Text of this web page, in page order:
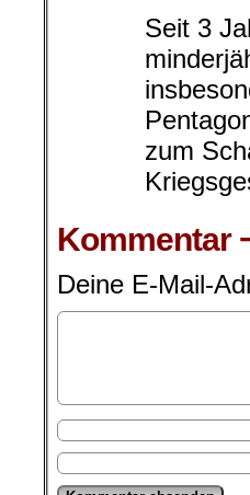
Seit 3
zum
Kommentar
Deine E-Mail-